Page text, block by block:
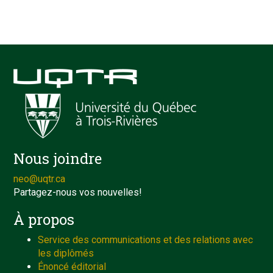
Nous joindre
neo@uqtr.ca
Partagez-nous vos nouvelles!
À propos
Service des communications et des relations avec
les diplômés
Énoncé éditorial